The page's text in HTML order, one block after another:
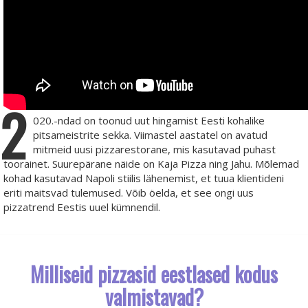
2 020.-ndad on toonud uut hingamist Eesti kohalike
pitsameistrite sekka. Viimastel aastatel on avatud
mitmeid uusi pizzarestorane, mis kasutavad puhast
toorainet. Suurepärane näide on Kaja Pizza ning Jahu. Mõlemad
kohad kasutavad Napoli stiilis lähenemist, et tuua klientideni
eriti maitsvad tulemused. Võib öelda, et see ongi uus
pizzatrend Eestis uuel kümnendil.
Milliseid pizzasid eestlased kodus
valmistavad?